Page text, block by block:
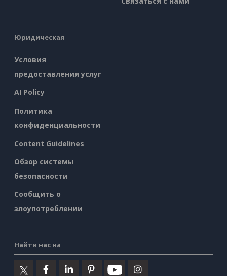
Юридическая
Условия
предоставления услуг
AI Policy
Политика
конфиденциальности
Content Guidelines
Обзор системы
безопасности
Сообщить о
злоупотреблении
Найти нас на